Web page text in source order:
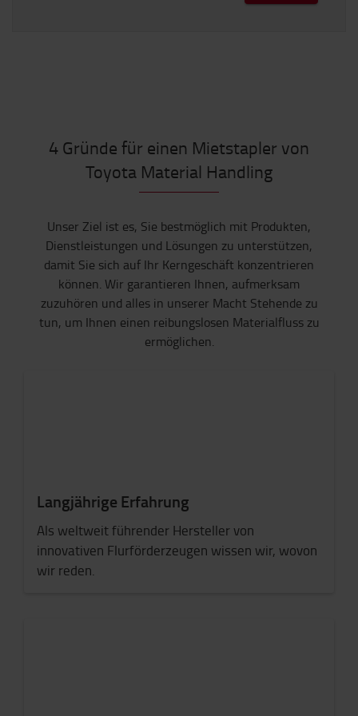
4 Gründe für einen Mietstapler von
Toyota Material Handling
Unser Ziel ist es, Sie bestmöglich mit Produkten,
Dienstleistungen und Lösungen zu unterstützen,
damit Sie sich auf Ihr Kerngeschäft konzentrieren
können. Wir garantieren Ihnen, aufmerksam
zuzuhören und alles in unserer Macht Stehende zu
tun, um Ihnen einen reibungslosen Materialfluss zu
ermöglichen.
Langjährige Erfahrung
Als weltweit führender Hersteller von
innovativen Flurförderzeugen wissen wir, wovon
wir reden.